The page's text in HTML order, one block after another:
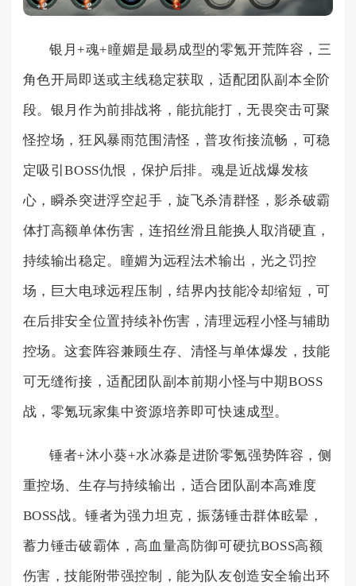
银月+魂+瞳媚是最易成型的零氪开荒阵容，三
角色开局即送或主线稳定获取，适配团队副本全阶
段。银月作为前排战将，能抗能打，无畏突击可聚
怪控场，狂风暴雨范围清怪，普攻衔接流畅，可稳
定吸引BOSS仇恨，保护后排。魂是近战爆发核
心，瞬杀突进浮空起手，旋飞杀清群怪，影杀破霸
体打高额单体伤害，连招丝滑且能换人取消硬直，
持续输出稳定。瞳媚为远程法术输出，光之罚控
场，巨大电球远程压制，结界内技能冷却缩短，可
在后排安全位置持续补伤害，清理远程小怪与辅助
控场。这套阵容兼顾生存、清怪与单体爆发，技能
可无缝衔接，适配团队副本前期小怪与中期BOSS
战，零氪玩家集中资源培养即可快速成型。
锤者+沐小葵+水冰淼是进阶零氪强势阵容，侧
重控场、生存与持续输出，适合团队副本高难度
BOSS战。锤者为强力坦克，振荡锤击群体眩晕，
蓄力锤击破霸体，高血量高防御可硬抗BOSS高额
伤害，技能附带强控制，能为队友创造安全输出环